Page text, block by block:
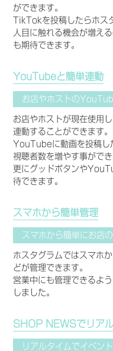
ができます。
TikTokを投稿したらホス
人目に触れる機会が増え
も期待できます。
YouTubeと簡単連動
お店やホストの
お店やホストが現在使用
連動することができます。
YouTubeに動画を投稿し
視聴者数を増やす事ができ
更にグッドボタンや
待できます。
スマホから簡単管理
スマホから簡単にお店
ホスタグラムではスマホ
どが管理できます。
営業中にも管理できるよ
しました。
SHOP NEWSでリア
リアルタイムでイベン